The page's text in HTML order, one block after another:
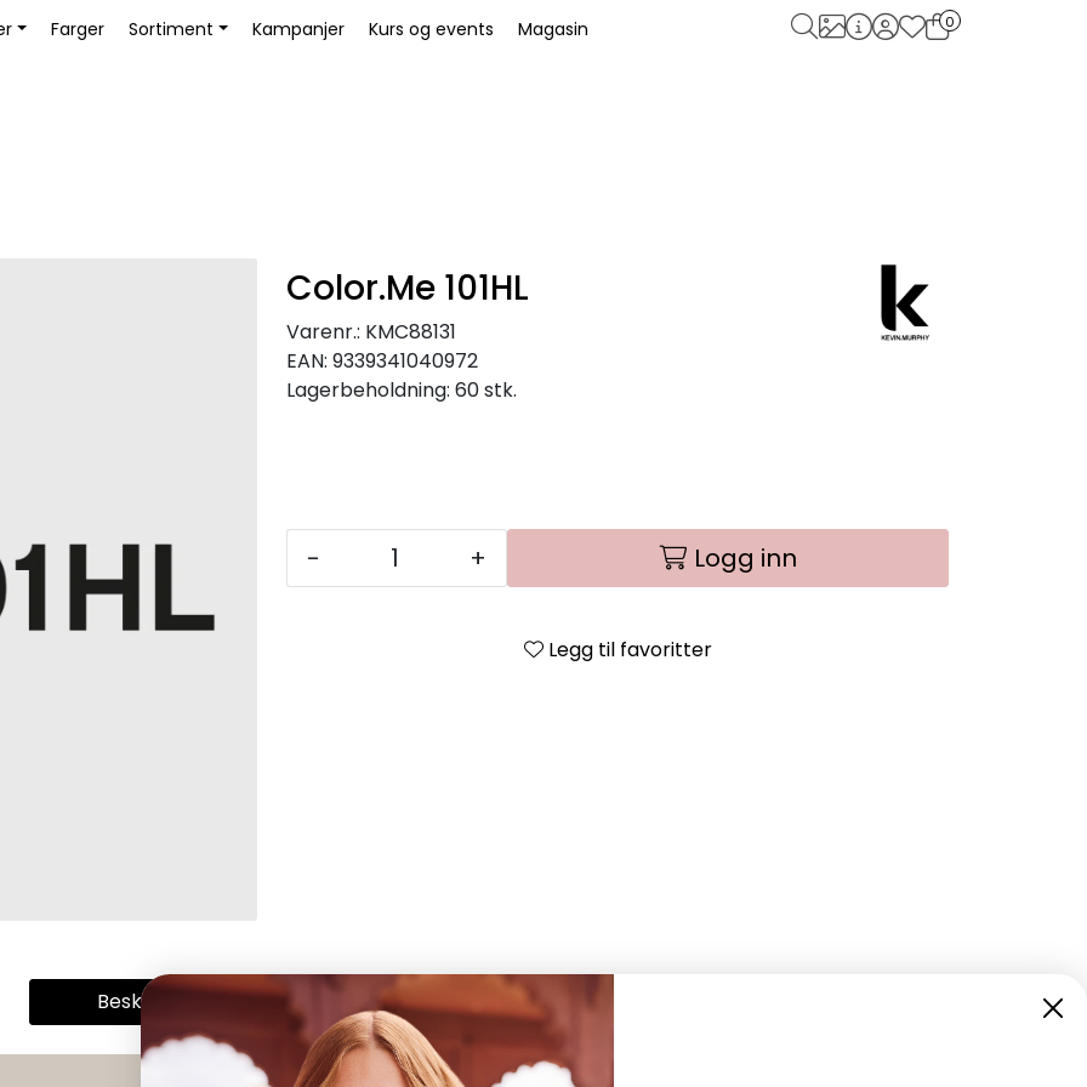
Book Educator
Farger Sortiment Kampanjer Kurs og events Magasin 0
Color.Me 101HL
Varenr.: KMC88131
EAN: 9339341040972
Lagerbeholdning: 60 stk.
- + Logg inn
Legg til favoritter
Beskrivelse Spesifikasjoner